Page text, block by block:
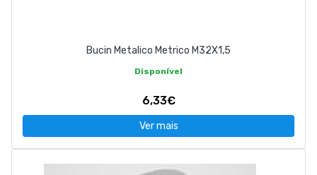
Bucin Metalico Metrico M32X1,5
Disponível
6,33€
Ver mais